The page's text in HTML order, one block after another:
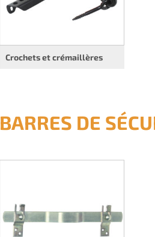
Crochets et crémaillères
BARRES DE